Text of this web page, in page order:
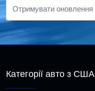
Категорії авто з США